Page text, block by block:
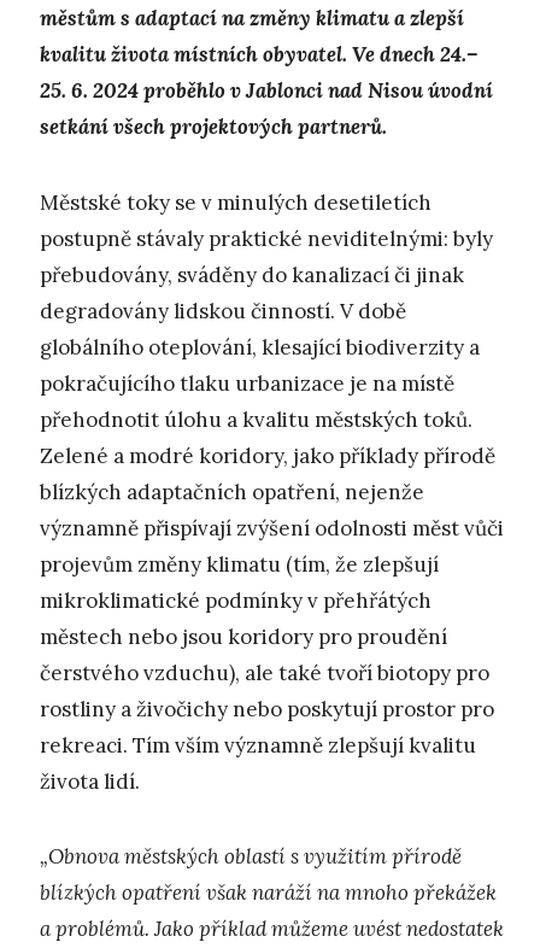
městům s adaptací na změny klimatu a zlepší
kvalitu života místních obyvatel. Ve dnech 24.–
25. 6. 2024 proběhlo v Jablonci nad Nisou úvodní
setkání všech projektových partnerů.
Městské toky se v minulých desetiletích
postupně stávaly praktické neviditelnými: byly
přebudovány, sváděny do kanalizací či jinak
degradovány lidskou činností. V době
globálního oteplování, klesající biodiverzity a
pokračujícího tlaku urbanizace je na místě
přehodnotit úlohu a kvalitu městských toků.
Zelené a modré koridory, jako příklady přírodě
blízkých adaptačních opatření, nejenže
významně přispívají zvýšení odolnosti měst vůči
projevům změny klimatu (tím, že zlepšují
mikroklimatické podmínky v přehřátých
městech nebo jsou koridory pro proudění
čerstvého vzduchu), ale také tvoří biotopy pro
rostliny a živočichy nebo poskytují prostor pro
rekreaci. Tím vším významně zlepšují kvalitu
života lidí.
„Obnova městských oblastí s využitím přírodě
blízkých opatření však naráží na mnoho překážek
a problémů. Jako příklad můžeme uvést nedostatek